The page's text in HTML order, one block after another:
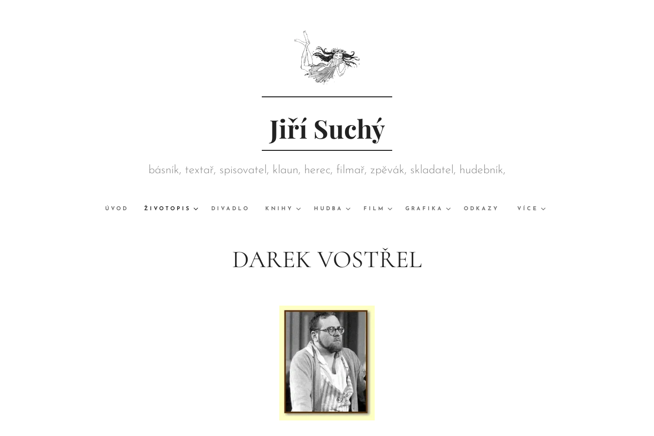
Jiří Suchý
básník, textař, spisovatel, klaun, herec, filmař, zpěvák, skladatel, hudebník,
ÚVOD ŽIVOTOPIS DIVADLO KNIHY HUDBA FILM GRAFIKA ODKAZY VÍCE
DAREK VOSTŘEL